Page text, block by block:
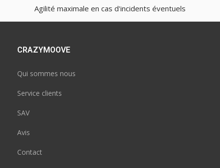
Agilité maximale en cas d'incidents éventuels
CRAZYMOOVE
Qui sommes nous
Service clients
SAV
Avis
Contact